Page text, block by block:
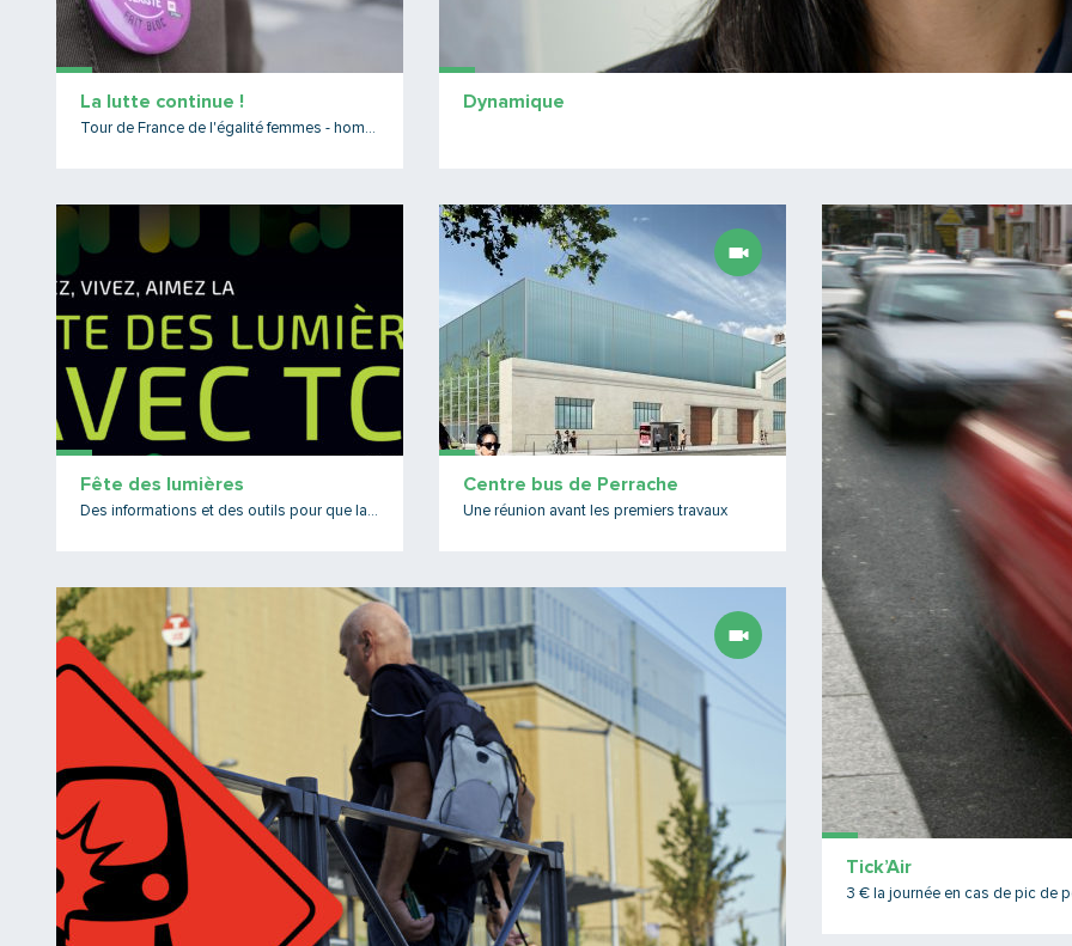
Dynamique
La lutte continue !
Tour de France de l'égalité femmes - hommes
Fête des lumières
Des informations et des outils pour que la fête soit plus belle !
Lire la suite
Centre bus de Perrache
Une réunion avant les premiers travaux
Lire la suite
Tick’Air
3 € la journée en cas de pic de
Lire la suite